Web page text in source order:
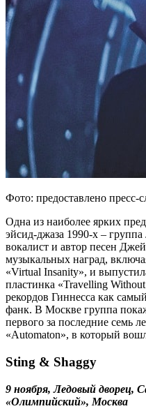
Фото: предоставлено
Одна из наиболее ярких
эйсид-джаза 1990-х – группа
вокалист и автор песен
музыкальных наград,
«Virtual Insanity», и
пластинка «Travelling
рекордов Гиннесса как
фанк. В Москве группа
первого за последние семь
«Automaton», в который
Sting & Shaggy
9 ноября, Ледовый дворец,
«Олимпийский», Москва